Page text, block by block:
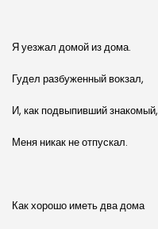
Я уезжал домой из дома.
Гудел разбуженный вокзал,
И, как подвыпивший знакомый,
Меня никак не отпускал.
Как хорошо иметь два дома